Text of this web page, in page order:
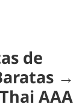
de
→
AAA